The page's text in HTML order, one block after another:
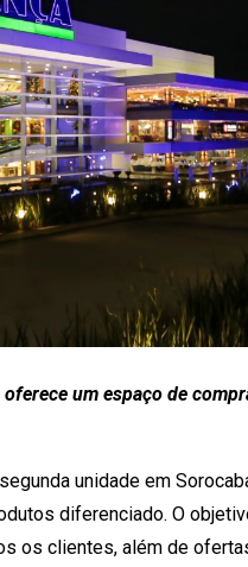
um espaço de
unidade em
diferenciado. O
os clientes, além de